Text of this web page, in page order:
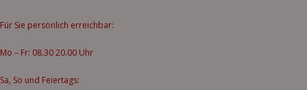
Für Sie persönlich erreichbar:
Mo – Fr: 08.30 20.00 Uhr
Sa, So und Feiertags: